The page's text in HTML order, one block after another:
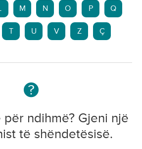
M N O P Q
T U V Z Ç
për ndihmë? Gjeni një
të shëndetësisë.